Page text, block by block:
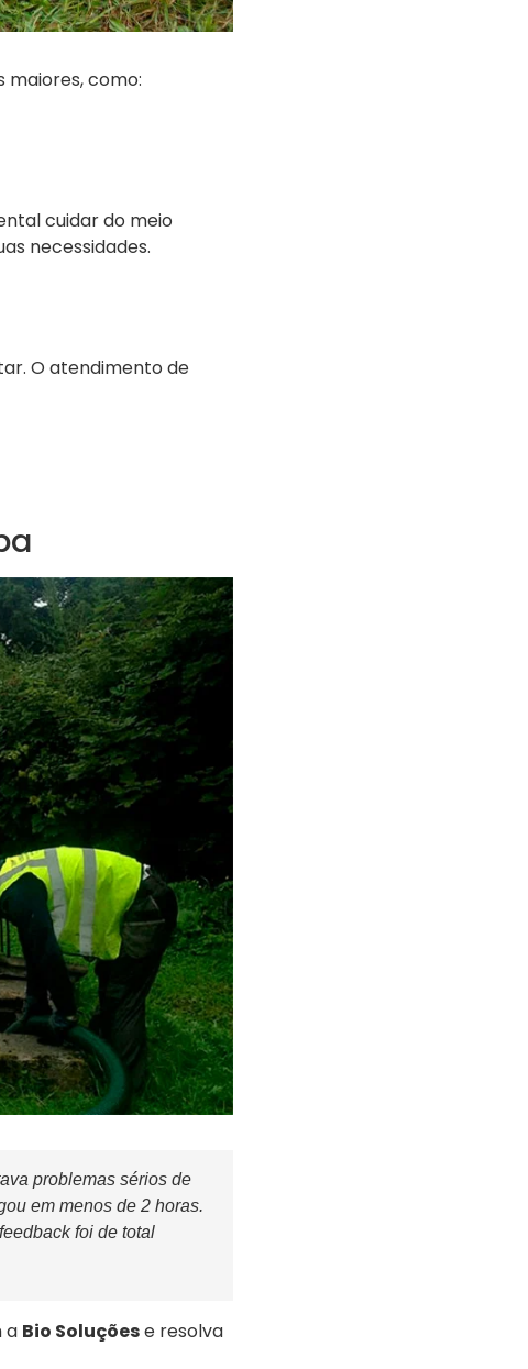
como:
cuidar do meio
necessidades.
O atendimento de
problemas sérios de
em menos de 2 horas.
foi de total
a Bio Soluçõese resolva